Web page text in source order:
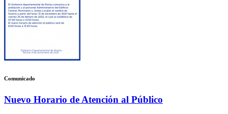
Comunicado
Nuevo Horario de Atención al Público